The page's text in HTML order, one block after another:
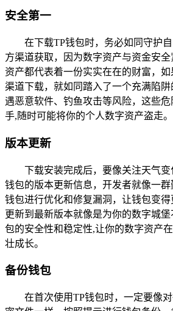
安全第一
在下载TP钱包时，务必如同守护
方渠道获取，因为数字资产与资金安
资产都代表着一份实实在在的财富，
渠道下载，就如同踏入了一个充满陷
遇恶意软件、钓鱼攻击等风险，这些
手,随时可能将你的个人数字资产盗走。
版本更新
下载安装完成后，要像关注天气
钱包的版本更新信息，开发者就像一
钱包进行优化和修复漏洞，让钱包变
更新到最新版本就像是为你的数字城
包的安全性和稳定性,让你的数字资产
壮成长。
备份钱包
在首次使用TP钱包时，一定要像